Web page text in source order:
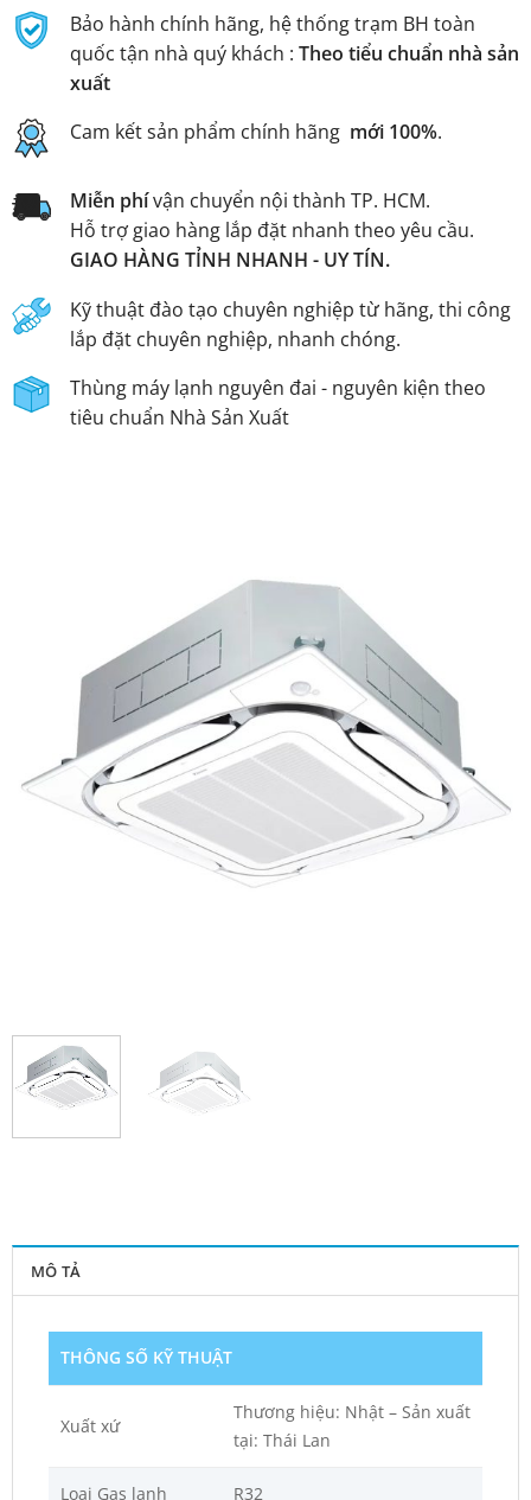
MÔ TẢ
THÔNG SỐ KỸ THUẬT
Xuất xứ
Thương hiệu: Nhật – Sản xuất
tại: Thái Lan
Loại Gas lạnh R32
Bảo hành chính hãng, hệ thống trạm BH toàn
quốc tận nhà quý khách : Theo tiểu chuẩn nhà sản
xuất
Cam kết sản phẩm chính hãng mới 100%.
Miễn phívận chuyển nội thành TP. HCM.
Hỗ trợ giao hàng lắp đặt nhanh theo yêu cầu.
GIAO HÀNG TỈNH NHANH - UY TÍN.
Kỹ thuật đào tạo chuyên nghiệp từ hãng, thi công
lắp đặt chuyên nghiệp, nhanh chóng.
Thùng máy lạnh nguyên đai - nguyên kiện theo
tiêu chuẩn Nhà Sản Xuất